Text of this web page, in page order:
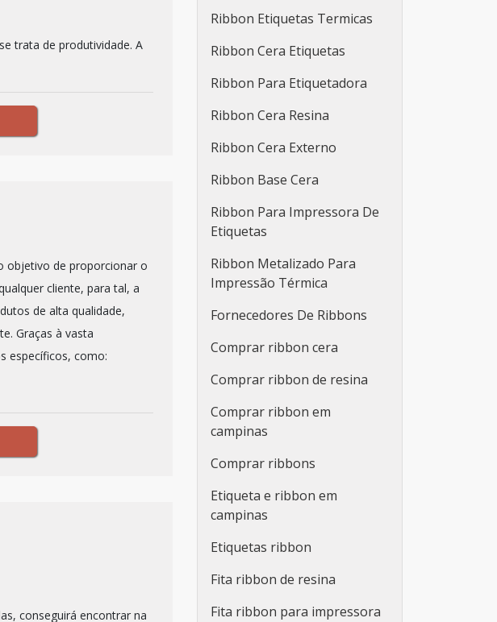
trata de produtividade. A
objetivo de proporcionar o
cliente, para tal, a
de alta qualidade,
Graças à vasta
específicos, como:
conseguirá encontrar na
Ribbon Etiquetas Termicas
Ribbon Cera Etiquetas
Ribbon Para Etiquetadora
Ribbon Cera Resina
Ribbon Cera Externo
Ribbon Base Cera
Ribbon Para Impressora De
Etiquetas
Ribbon Metalizado Para
Impressão Térmica
Fornecedores De Ribbons
Comprar ribbon cera
Comprar ribbon de resina
Comprar ribbon em
campinas
Comprar ribbons
Etiqueta e ribbon em
campinas
Etiquetas ribbon
Fita ribbon de resina
Fita ribbon para impressora